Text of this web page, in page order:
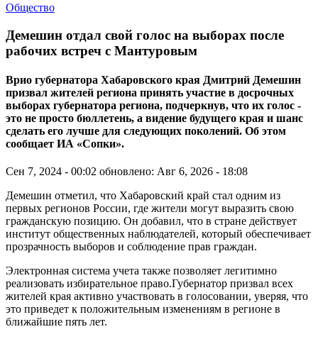
Общество
Демешин отдал свой голос на выборах после
рабочих встреч с Мантуровым
Врио губернатора Хабаровского края Дмитрий Демешин
призвал жителей региона принять участие в досрочных
выборах губернатора региона, подчеркнув, что их голос -
это не просто бюллетень, а видение будущего края и шанс
сделать его лучше для следующих поколений. Об этом
сообщает ИА «Сопки».
Сен 7, 2024 - 00:02 обновлено: Авг 6, 2026 - 18:08
Демешин отметил, что Хабаровский край стал одним из
первых регионов России, где жители могут выразить свою
гражданскую позицию. Он добавил, что в стране действует
институт общественных наблюдателей, который обеспечивает
прозрачность выборов и соблюдение прав граждан.
Электронная система учета также позволяет легитимно
реализовать избирательное право.Губернатор призвал всех
жителей края активно участвовать в голосовании, уверяя, что
это приведет к положительным изменениям в регионе в
ближайшие пять лет.